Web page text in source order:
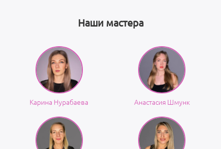
Наши мастера
Карина Нурабаева Анастасия Шмунк